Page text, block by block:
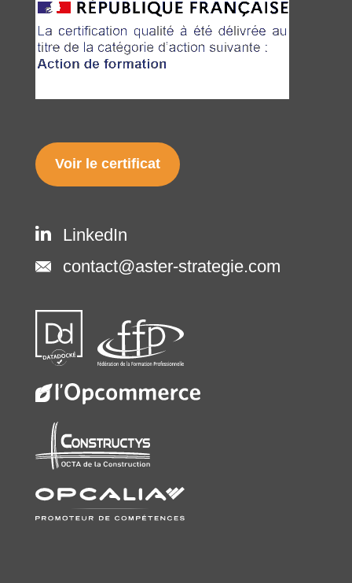
Voir le certificat
LinkedIn
contact@aster-strategie.com